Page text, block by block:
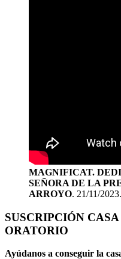
MAGNIFICAT.
SEÑORA DE LA
ARROYO. 21/11/2023.
SUSCRIPCIÓN
ORATORIO
Ayúdanos a conseguir la